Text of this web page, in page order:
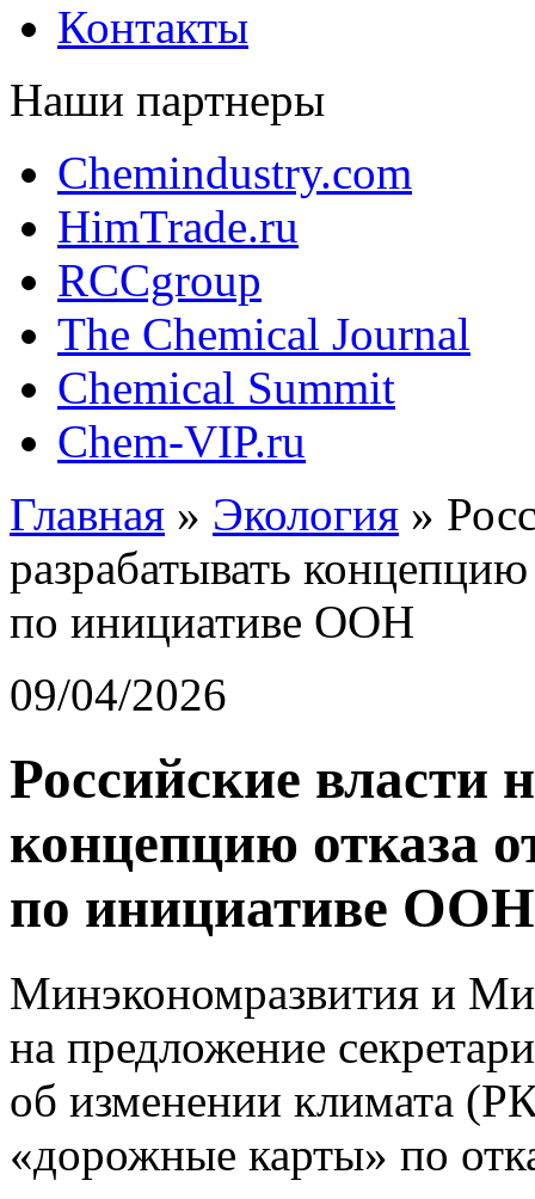
Контакты
Наши партнеры
Chemindustry.com
HimTrade.ru
RCCgroup
The Chemical Journal
Chemical Summit
Chem-VIP.ru
Главная » Экология »
разрабатывать
по инициативе ООН
09/04/2026
Российские власти
концепцию отказа
по инициативе ООН
Минэкономразвития и
на предложение
об изменении климата
«дорожные карты» по